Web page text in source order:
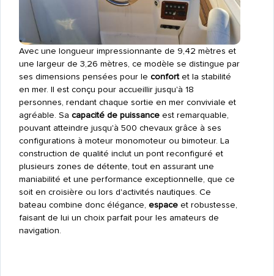
Avec une longueur impressionnante de 9,42 mètres et
une largeur de 3,26 mètres, ce modèle se distingue par
ses dimensions pensées pour le confortet la stabilité
en mer. Il est conçu pour accueillir jusqu'à 18
personnes, rendant chaque sortie en mer conviviale et
agréable. Sa capacité de puissanceest remarquable,
pouvant atteindre jusqu'à 500 chevaux grâce à ses
configurations à moteur monomoteur ou bimoteur. La
construction de qualité inclut un pont reconfiguré et
plusieurs zones de détente, tout en assurant une
maniabilité et une performance exceptionnelle, que ce
soit en croisière ou lors d'activités nautiques. Ce
bateau combine donc élégance, espaceet robustesse,
faisant de lui un choix parfait pour les amateurs de
navigation.